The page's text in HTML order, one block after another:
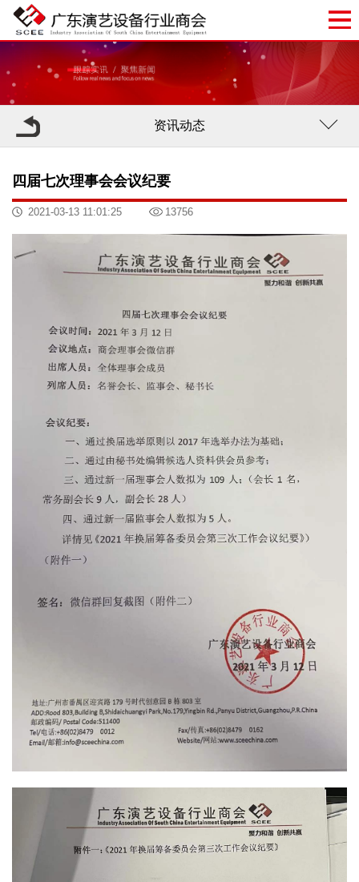
资讯动态
四届七次理事会会议纪要
2021-03-13 11:01:25 13756